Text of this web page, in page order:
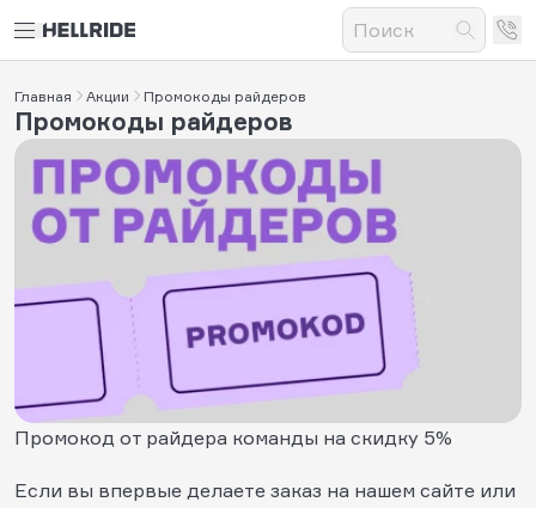
Главная Акции Промокоды райдеров
Промокоды райдеров
Промокод от райдера команды на скидку 5%
Если вы впервые делаете заказ на нашем сайте или